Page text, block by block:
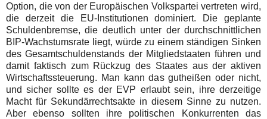
Option, die von der Europäischen Volkspartei vertreten wird,
die derzeit die EU-Institutionen dominiert. Die geplante
Schuldenbremse, die deutlich unter der durchschnittlichen
BIP-Wachstumsrate liegt, würde zu einem ständigen Sinken
des Gesamtschuldenstands der Mitgliedstaaten führen und
damit faktisch zum Rückzug des Staates aus der aktiven
Wirtschaftssteuerung. Man kann das gutheißen oder nicht,
und sicher sollte es der EVP erlaubt sein, ihre derzeitige
Macht für Sekundärrechtsakte in diesem Sinne zu nutzen.
Aber ebenso sollten ihre politischen Konkurrenten das